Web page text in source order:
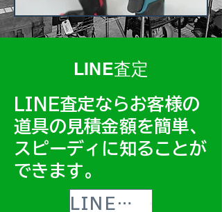
LINE査定
LINE査定ならお客様の
道具の見積金額を簡単、
スピーディに知ることが
できます。
LINE査定へGO